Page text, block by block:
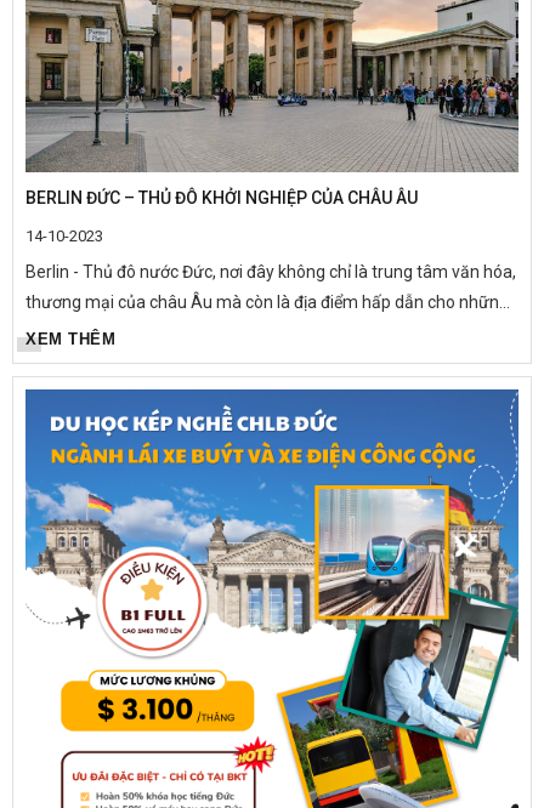
BERLIN ĐỨC – THỦ ĐÔ KHỞI NGHIỆP CỦA CHÂU ÂU
14-10-2023
Berlin - Thủ đô nước Đức, nơi đây không chỉ là trung tâm văn hóa,
thương mại của châu Âu mà còn là địa điểm hấp dẫn cho những
ai có ước mơ du học nghề tại Đức. Ngoài sự phát triển về...
XEM THÊM